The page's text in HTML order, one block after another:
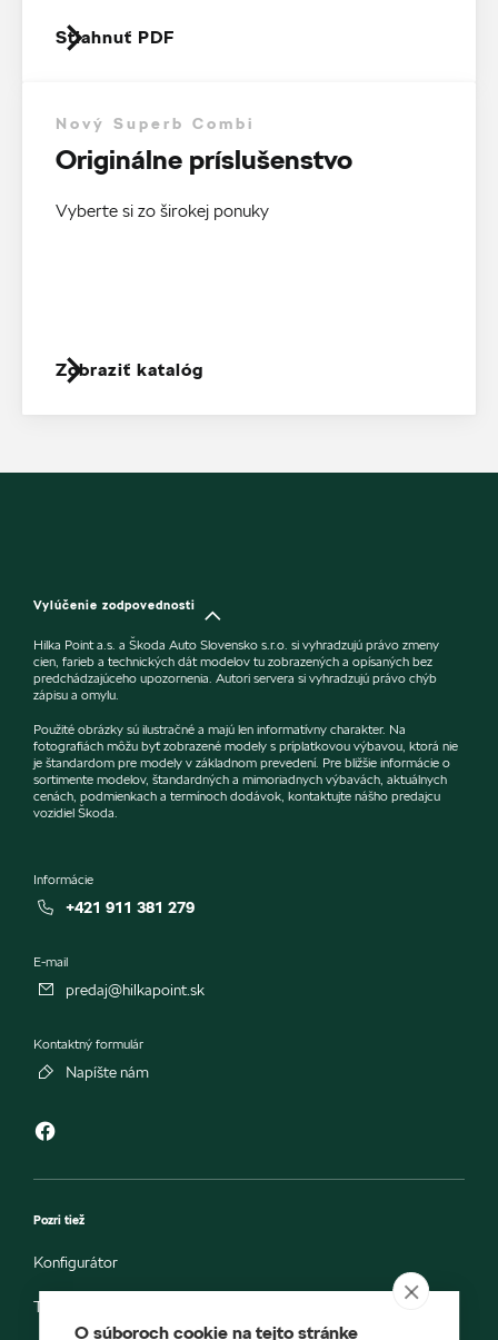
Stiahnuť PDF
Nový Superb Combi
Originálne príslušenstvo
Vyberte si zo širokej ponuky
Zobraziť katalóg
Vylúčenie zodpovednosti
Hilka Point a.s. a Škoda Auto Slovensko s.r.o. si vyhradzujú právo zmeny
cien, farieb a technických dát modelov tu zobrazených a opísaných bez
predchádzajúceho upozornenia. Autori servera si vyhradzujú právo chýb
zápisu a omylu.
Použité obrázky sú ilustračné a majú len informatívny charakter. Na
fotografiách môžu byť zobrazené modely s príplatkovou výbavou, ktorá nie
je štandardom pre modely v základnom prevedení. Pre bližšie informácie o
sortimente modelov, štandardných a mimoriadnych výbavách, aktuálnych
cenách, podmienkach a termínoch dodávok, kontaktujte nášho predajcu
vozidiel Škoda.
Informácie
+421 911 381 279
E-mail
predaj@hilkapoint.sk
Kontaktný formulár
Napíšte nám
Pozri tiež
Konfigurátor
Testovacia jazda
O súboroch cookie na tejto stránke